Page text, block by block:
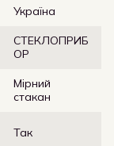
Україна
СТЕКЛОПРИБ
ОР
Мірний
стакан
Так